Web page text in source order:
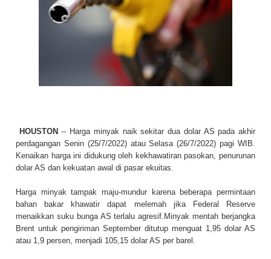
HOUSTON -- Harga minyak naik sekitar dua dolar AS pada akhir
perdagangan Senin (25/7/2022) atau Selasa (26/7/2022) pagi WIB.
Kenaikan harga ini didukung oleh kekhawatiran pasokan, penurunan
dolar AS dan kekuatan awal di pasar ekuitas.
Harga minyak tampak maju-mundur karena beberapa permintaan
bahan bakar khawatir dapat melemah jika Federal Reserve
menaikkan suku bunga AS terlalu agresif.Minyak mentah berjangka
Brent untuk pengiriman September ditutup menguat 1,95 dolar AS
atau 1,9 persen, menjadi 105,15 dolar AS per barel.